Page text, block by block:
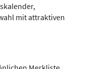
mit attraktiven